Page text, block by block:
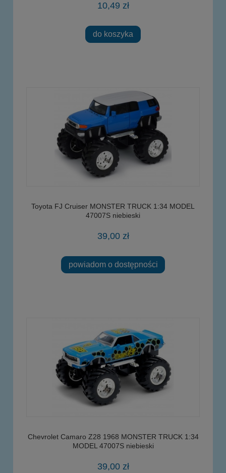
10,49 zł
do koszyka
Toyota FJ Cruiser MONSTER TRUCK 1:34 MODEL
47007S niebieski
39,00 zł
powiadom o dostępności
Chevrolet Camaro Z28 1968 MONSTER TRUCK 1:34
MODEL 47007S niebieski
39,00 zł